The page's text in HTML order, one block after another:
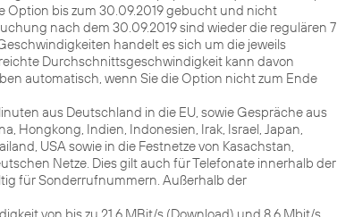
Option bis zum 30.09.2019 gebucht und nicht
nach dem 30.09.2019 sind wieder die regulären 7
handelt es sich um die jeweils
Durchschnittsgeschwindigkeit kann davon
automatisch, wenn Sie die Option nicht zum Ende
aus Deutschland in die EU, sowie Gespräche aus
Hongkong, Indien, Indonesien, Irak, Israel, Japan,
USA sowie in die Festnetze von Kasachstan,
Netze. Dies gilt auch für Telefonate innerhalb der
für Sonderrufnummern. Außerhalb der